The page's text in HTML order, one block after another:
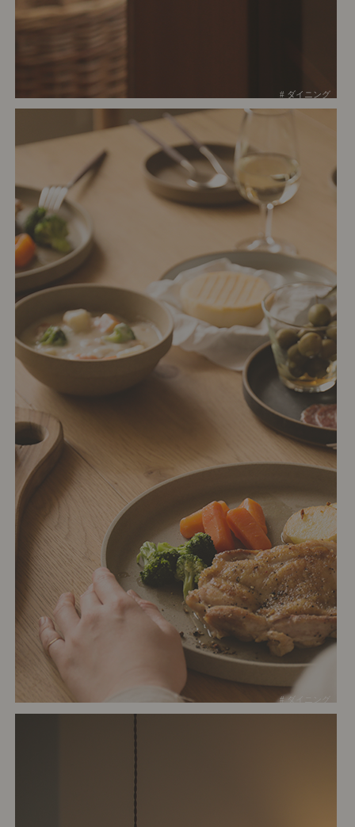
# ダイニング
# ダイニング